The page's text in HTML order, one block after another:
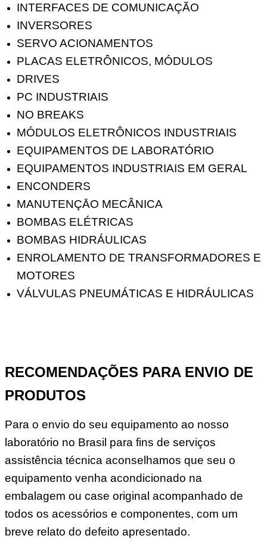
INTERFACES DE COMUNICAÇÃO
INVERSORES
SERVO ACIONAMENTOS
PLACAS ELETRÔNICOS, MÓDULOS
DRIVES
PC INDUSTRIAIS
NO BREAKS
MÓDULOS ELETRÔNICOS INDUSTRIAIS
EQUIPAMENTOS DE LABORATÓRIO
EQUIPAMENTOS INDUSTRIAIS EM GERAL
ENCONDERS
MANUTENÇĀO MECÂNICA
BOMBAS ELÉTRICAS
BOMBAS HIDRÁULICAS
ENROLAMENTO DE TRANSFORMADORES E
MOTORES
VÁLVULAS PNEUMÁTICAS E HIDRÁULICAS
RECOMENDAÇÕES PARA ENVIO DE
PRODUTOS
Para o envio do seu equipamento ao nosso
laboratório no Brasil para fins de serviços
assistência técnica aconselhamos que seu o
equipamento venha acondicionado na
embalagem ou case original acompanhado de
todos os acessórios e componentes, com um
breve relato do defeito apresentado.